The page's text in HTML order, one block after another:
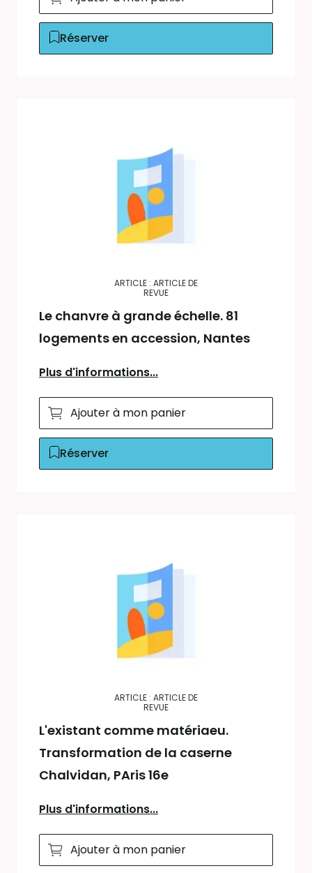
Réserver
ARTICLE : ARTICLE DE
REVUE
Le chanvre à grande échelle. 81
logements en accession, Nantes
Plus d'informations...
Ajouter à mon panier
Réserver
ARTICLE : ARTICLE DE
REVUE
L'existant comme matériaeu.
Transformation de la caserne
Chalvidan, PAris 16e
Plus d'informations...
Ajouter à mon panier